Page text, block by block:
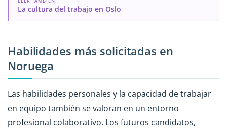
La cultura del trabajo en Oslo
Habilidades más solicitadas en
Noruega
Las habilidades personales y la capacidad de trabajar
en equipo también se valoran en un entorno
profesional colaborativo. Los futuros candidatos,